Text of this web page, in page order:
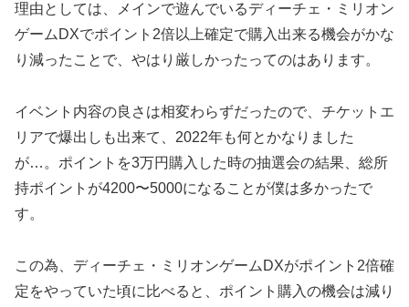
理由としては、メインで遊んでいるディーチェ・ミリオン
ゲームDXでポイント2倍以上確定で購入出来る機会がかな
り減ったことで、やはり厳しかったってのはあります。
イベント内容の良さは相変わらずだったので、チケットエ
リアで爆出しも出来て、2022年も何とかなりました
が…。 ポイントを3万円購入した時の抽選会の結果、総所
持ポイントが4200〜5000になることが僕は多かったで
す。
この為、ディーチェ・ミリオンゲームDXがポイント2倍確
定をやっていた頃に比べると、ポイント購入の機会は減り